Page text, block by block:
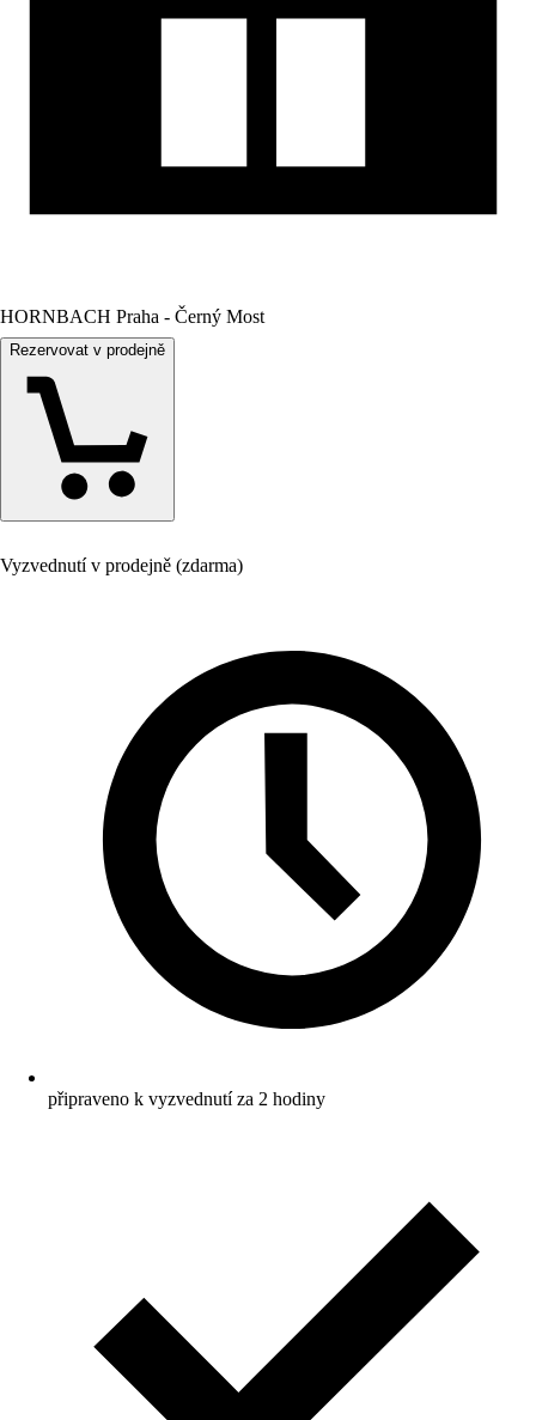
HORNBACH Praha - Černý Most
Rezervovat v prodejně
Vyzvednutí v prodejně (zdarma)
připraveno k vyzvednutí za 2 hodiny